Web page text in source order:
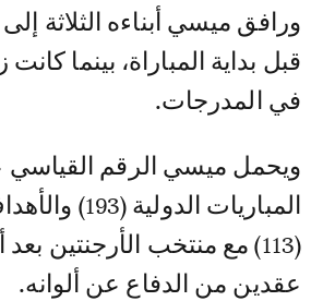
ورافق ميسي أبناءه الثلاثة
قبل بداية المباراة، بينما
في المدرجات.
ويحمل ميسي الرقم
المباريات
(113) مع منتخب الأرجنتين
عقدين من الدفاع عن ألوانه.